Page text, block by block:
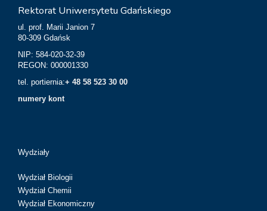
Rektorat Uniwersytetu Gdańskiego
ul. prof. Marii Janion 7
80-309 Gdańsk
NIP: 584-020-32-39
REGON: 000001330
tel. portiernia:+ 48 58 523 30 00
numery kont
Wydziały
Wydział Biologii
Wydział Chemii
Wydział Ekonomiczny